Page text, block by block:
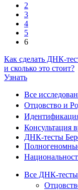
2
3
4
5
6
Как сделать ДНК-
и сколько это стоит?
Узнать
Все
Отцовство и
Консультация
ДНК-тесты
Все ДНК-